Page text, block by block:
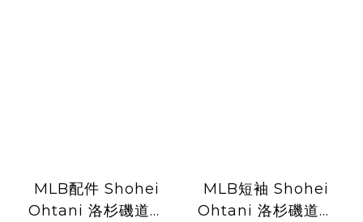
MLB配件 Shohei
Ohtani 洛杉磯道奇
MLB短袖 Shohei
Ohtani 洛杉磯道奇